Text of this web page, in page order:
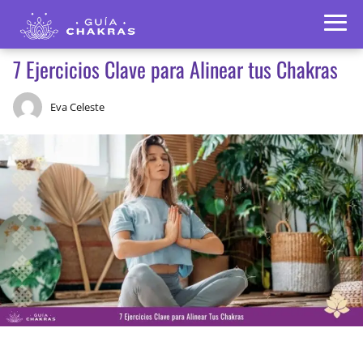
7 Ejercicios Clave para Alinear tus Chakras
Eva Celeste